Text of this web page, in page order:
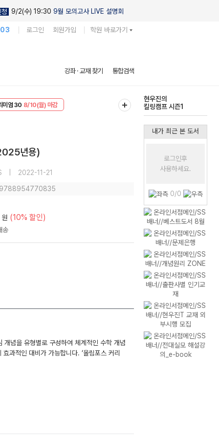
청 9/2(수) 19:30 9월 모의고사 LIVE 설명회
로그인 회원가입 학원 바로가기
강좌 · 교재 찾기 통합검색
미엄 30 8/10(월) 마감
다채로운 난도
실전 모의고사
년용)
2022-11-21
9788954770835
원 (10% 할인)
념을 유형별로 구성하여 체계적인 수학 개념
과적인 대비가 가능합니다. ‘올림포스 커리
내가 최근 본 도서
로그인후
사용하세요.
0/0